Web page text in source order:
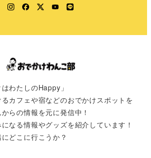
Instagram
Facebook
TwitterYouTube
LINE
わたしのHappy」
カフェや宿などのおでかけスポットを
らの情報を元に発信中！
なる情報やグッズを紹介しています！
どこに行こうか？